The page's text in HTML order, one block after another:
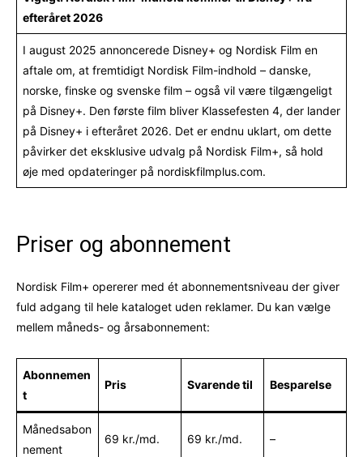
efteråret 2026
I august 2025 annoncerede Disney+ og Nordisk Film en
aftale om, at fremtidigt Nordisk Film-indhold – danske,
norske, finske og svenske film – også vil være tilgængeligt
på Disney+. Den første film bliver Klassefesten 4, der lander
på Disney+ i efteråret 2026. Det er endnu uklart, om dette
påvirker det eksklusive udvalg på Nordisk Film+, så hold
øje med opdateringer på nordiskfilmplus.com.
Priser og abonnement
Nordisk Film+ opererer med ét abonnementsniveau der giver
fuld adgang til hele kataloget uden reklamer. Du kan vælge
mellem måneds- og årsabonnement:
Abonnemen
t
Pris Svarende til Besparelse
Månedsabon
nement
69 kr./md. 69 kr./md. –